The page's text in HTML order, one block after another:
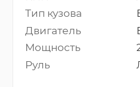
Тип кузова
Двигатель
Мощность
Руль